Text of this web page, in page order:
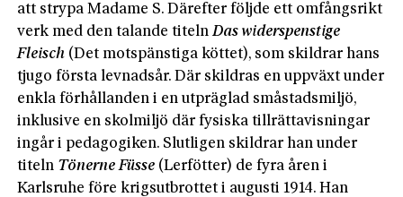
att strypa Madame S. Därefter följde ett omfångsrikt
verk med den talande titelnDas wider­spenstige
Fleisch (Det motspänstiga köttet), som skildrar hans
tjugo första levnadsår. Där skildras en uppväxt under
enkla förhållanden i en utpräglad småstadsmiljö,
inklusive en skolmiljö där fysiska tillrättavisningar
ingår i pedagogiken. Slutligen skildrar han under
titeln Tönerne Füsse (Lerfötter) de fyra åren i
Karlsruhe före krigsutbrottet i augusti 1914. Han